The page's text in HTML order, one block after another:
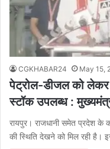
CGKHABAR24 May 15,
पेट्रोल-डीजल को लेकर
स्टॉक उपलब्ध :
रायपुर। राजधानी समेत प्रदेश
की स्थिति देखने को मिल रही है।